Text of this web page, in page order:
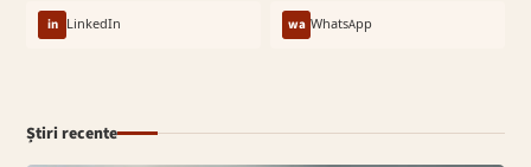
in LinkedIn wa WhatsApp
Știri recente